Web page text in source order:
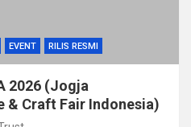
EVENT RILIS RESMI
2026 (Jogja
& Craft Fair Indonesia)